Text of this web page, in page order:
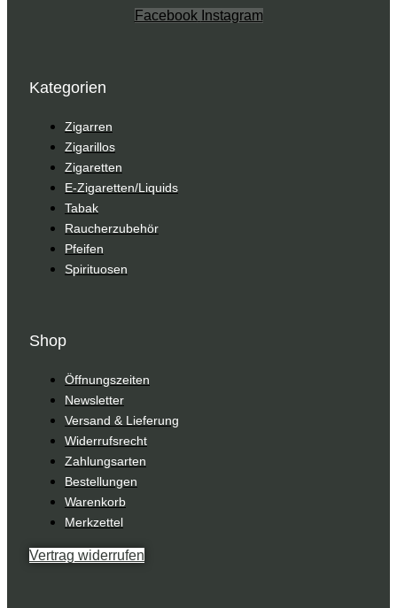
Facebook Instagram
Kategorien
Zigarren
Zigarillos
Zigaretten
E-Zigaretten/Liquids
Tabak
Raucherzubehör
Pfeifen
Spirituosen
Shop
Öffnungszeiten
Newsletter
Versand & Lieferung
Widerrufsrecht
Zahlungsarten
Bestellungen
Warenkorb
Merkzettel
Vertrag widerrufen